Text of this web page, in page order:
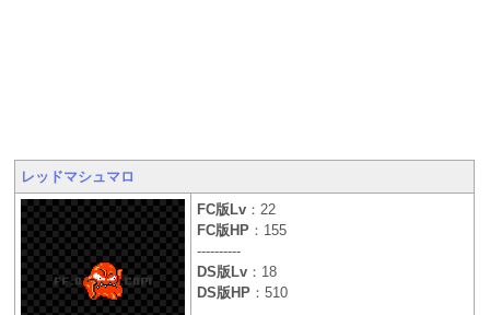
レッドマシュマロ
FC版Lv ：22
FC版HP ：155
----------
DS版Lv ：18
DS版HP ：510